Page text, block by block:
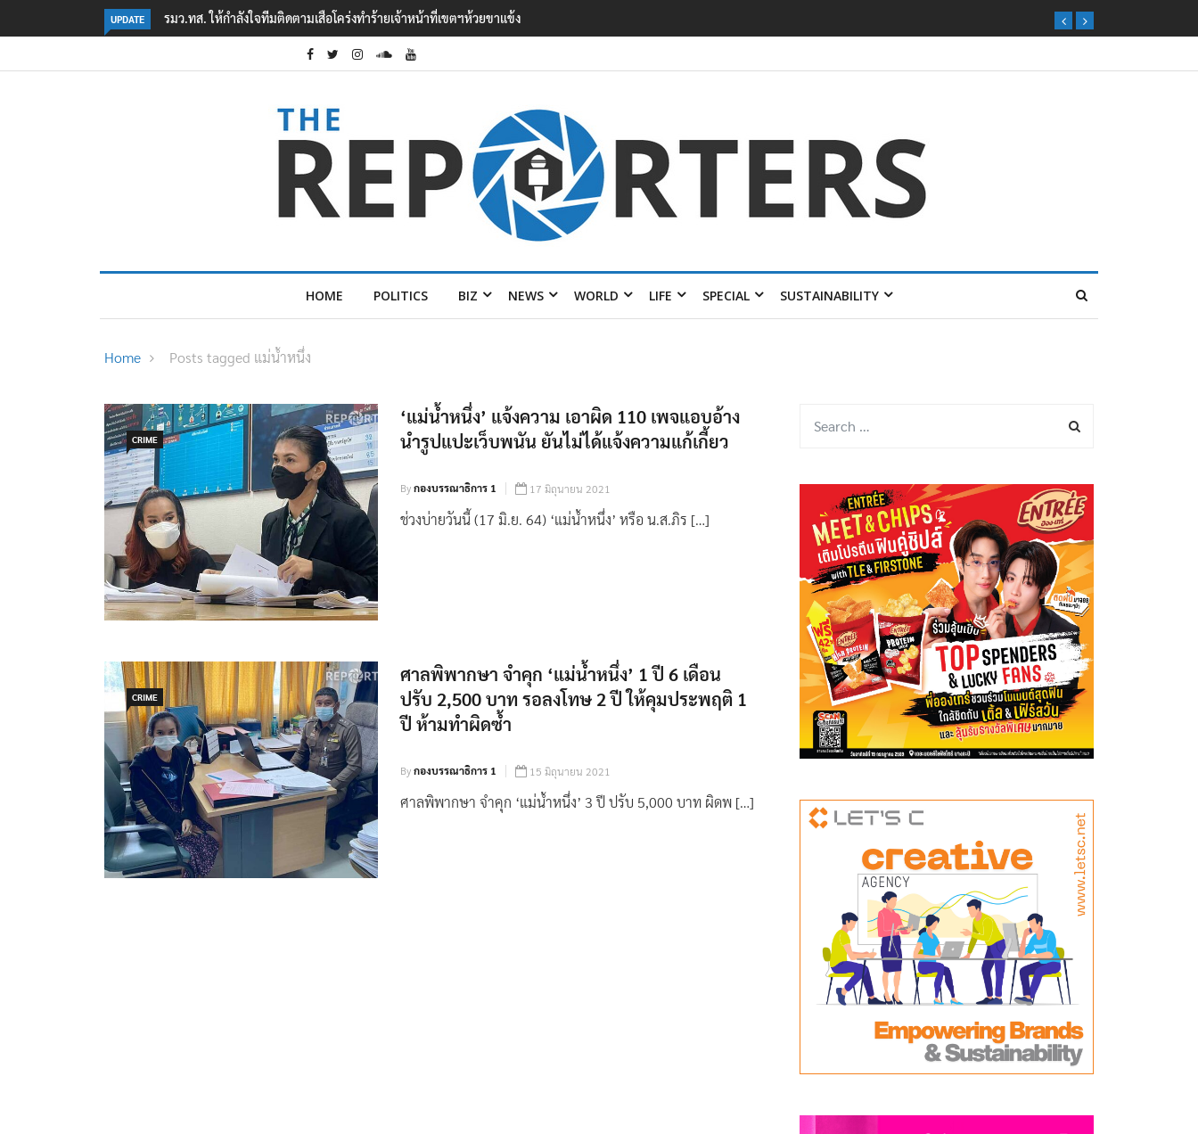
UPDATE
อโคร่งทำร้ายเจ้าหน้าที่เขตฯห้วยขาแข้ง‘ภาคประชาสังคม’ รวมตัวคัดค้าน ‘มิน ออง ไลง์’ เยือนไทย ขึงป้าย ‘ไม่
ต้อนรับอาชญากร’
HOME POLITICS BIZ NEWS WORLD LIFE SPECIAL SUSTAINABILITY
Home Posts tagged แม่น้ำหนึ่ง
CRIME
‘แม่น้ำหนึ่ง’ แจ้งความ เอาผิด 110 เพจแอบอ้าง
นำรูปแปะเว็บพนัน ยันไม่ได้แจ้งความแก้เกี้ยว
Byกองบรรณาธิการ 1 17 มิถุนายน 2021
ช่วงบ่ายวันนี้ (17 มิ.ย. 64) ‘แม่น้ำหนึ่ง’ หรือ น.ส.ภิร […]
CRIME
ศาลพิพากษา จำคุก ‘แม่น้ำหนึ่ง’ 1 ปี 6 เดือน
ปรับ 2,500 บาท รอลงโทษ 2 ปี ให้คุมประพฤติ 1
ปี ห้ามทำผิดซ้ำ
Byกองบรรณาธิการ 1 15 มิถุนายน 2021
ศาลพิพากษา จำคุก ‘แม่น้ำหนึ่ง’ 3 ปี ปรับ 5,000 บาท ผิดพ […]